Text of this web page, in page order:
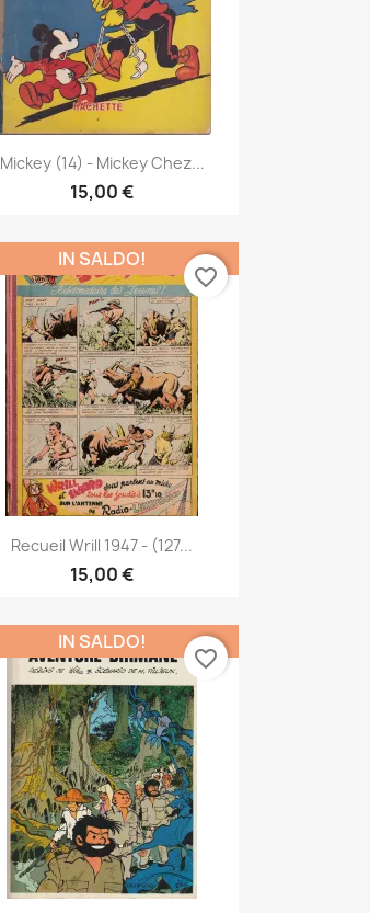
Anteprima
Mickey (14) - Mickey Chez...
15,00 €
Anteprima
Recueil Wrill 1947 - (127...
15,00 €
IN SALDO!
favorite_border
IN SALDO!
favorite_border